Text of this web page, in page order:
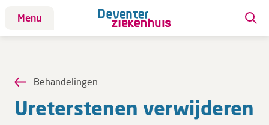
Menu
Patiënt
Afdelingen
Behandelingen
Ure­ter­ste­nen ver­wij­de­ren